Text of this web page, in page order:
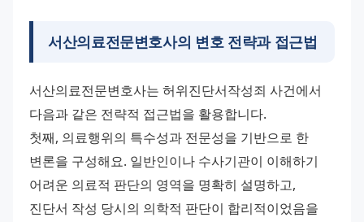
서산의료전문변호사의 변호 전략과 접근법
서산의료전문변호사는 허위진단서작성죄 사건에서
다음과 같은 전략적 접근법을 활용합니다.
첫째, 의료행위의 특수성과 전문성을 기반으로 한
변론을 구성해요. 일반인이나 수사기관이 이해하기
어려운 의료적 판단의 영역을 명확히 설명하고,
진단서 작성 당시의 의학적 판단이 합리적이었음을